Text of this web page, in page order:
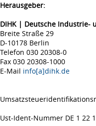
Herausgeber:
DIHK | Deutsche Industrie-
Breite Straße 29
D-10178 Berlin
Telefon 030 20308-0
Fax 030 20308-1000
E-Mail info[a]dihk.de
Ust-Ident-Nummer DE 1 22